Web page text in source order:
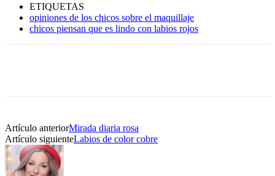
ETIQUETAS
opiniones de los chicos sobre el maquillaje
chicos piensan que es lindo con labios rojos
Artículo anteriorMirada diaria rosa
Artículo siguienteLabios de color cobre